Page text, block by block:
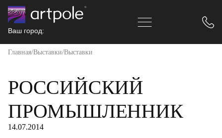
Ваш город:
Главная Выставки Выставки
РОССИЙСКИЙ
ПРОМЫШЛЕННИК
14.07.2014